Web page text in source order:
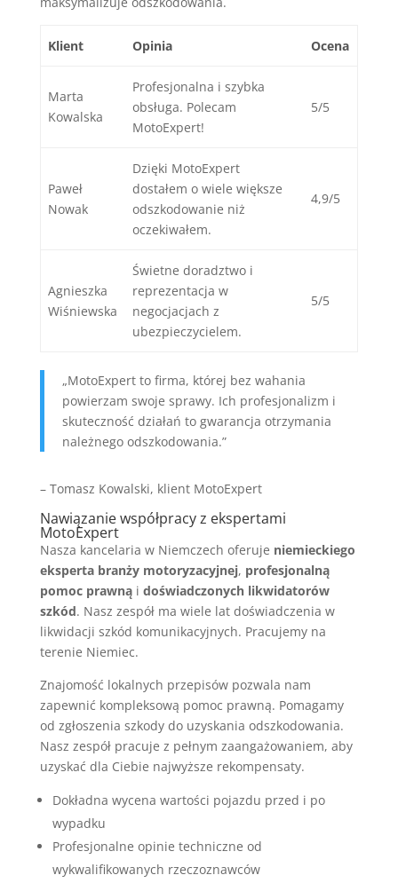
Klient Opinia Ocena
Marta
Kowalska
Profesjonalna i szybka
obsługa. Polecam
MotoExpert!
5/5
Paweł
Nowak
Dzięki MotoExpert
dostałem o wiele większe
odszkodowanie niż
oczekiwałem.
4,9/5
Agnieszka
Wiśniewska
Świetne doradztwo i
reprezentacja w
negocjacjach z
ubezpieczycielem.
5/5
„MotoExpert to firma, której bez wahania
powierzam swoje sprawy. Ich profesjonalizm i
skuteczność działań to gwarancja otrzymania
należnego odszkodowania.”
– Tomasz Kowalski, klient MotoExpert
Nawiązanie współpracy z ekspertami
MotoExpert
Nasza kancelaria w Niemczech oferuje niemieckiego
eksperta branży motoryzacyjnej, profesjonalną
pomoc prawnąi doświadczonych likwidatorów
szkód. Nasz zespół ma wiele lat doświadczenia w
likwidacji szkód komunikacyjnych. Pracujemy na
terenie Niemiec.
Znajomość lokalnych przepisów pozwala nam
zapewnić kompleksową pomoc prawną. Pomagamy
od zgłoszenia szkody do uzyskania odszkodowania.
Nasz zespół pracuje z pełnym zaangażowaniem, aby
uzyskać dla Ciebie najwyższe rekompensaty.
Dokładna wycena wartości pojazdu przed i po
wypadku
Profesjonalne opinie techniczne od
wykwalifikowanych rzeczoznawców